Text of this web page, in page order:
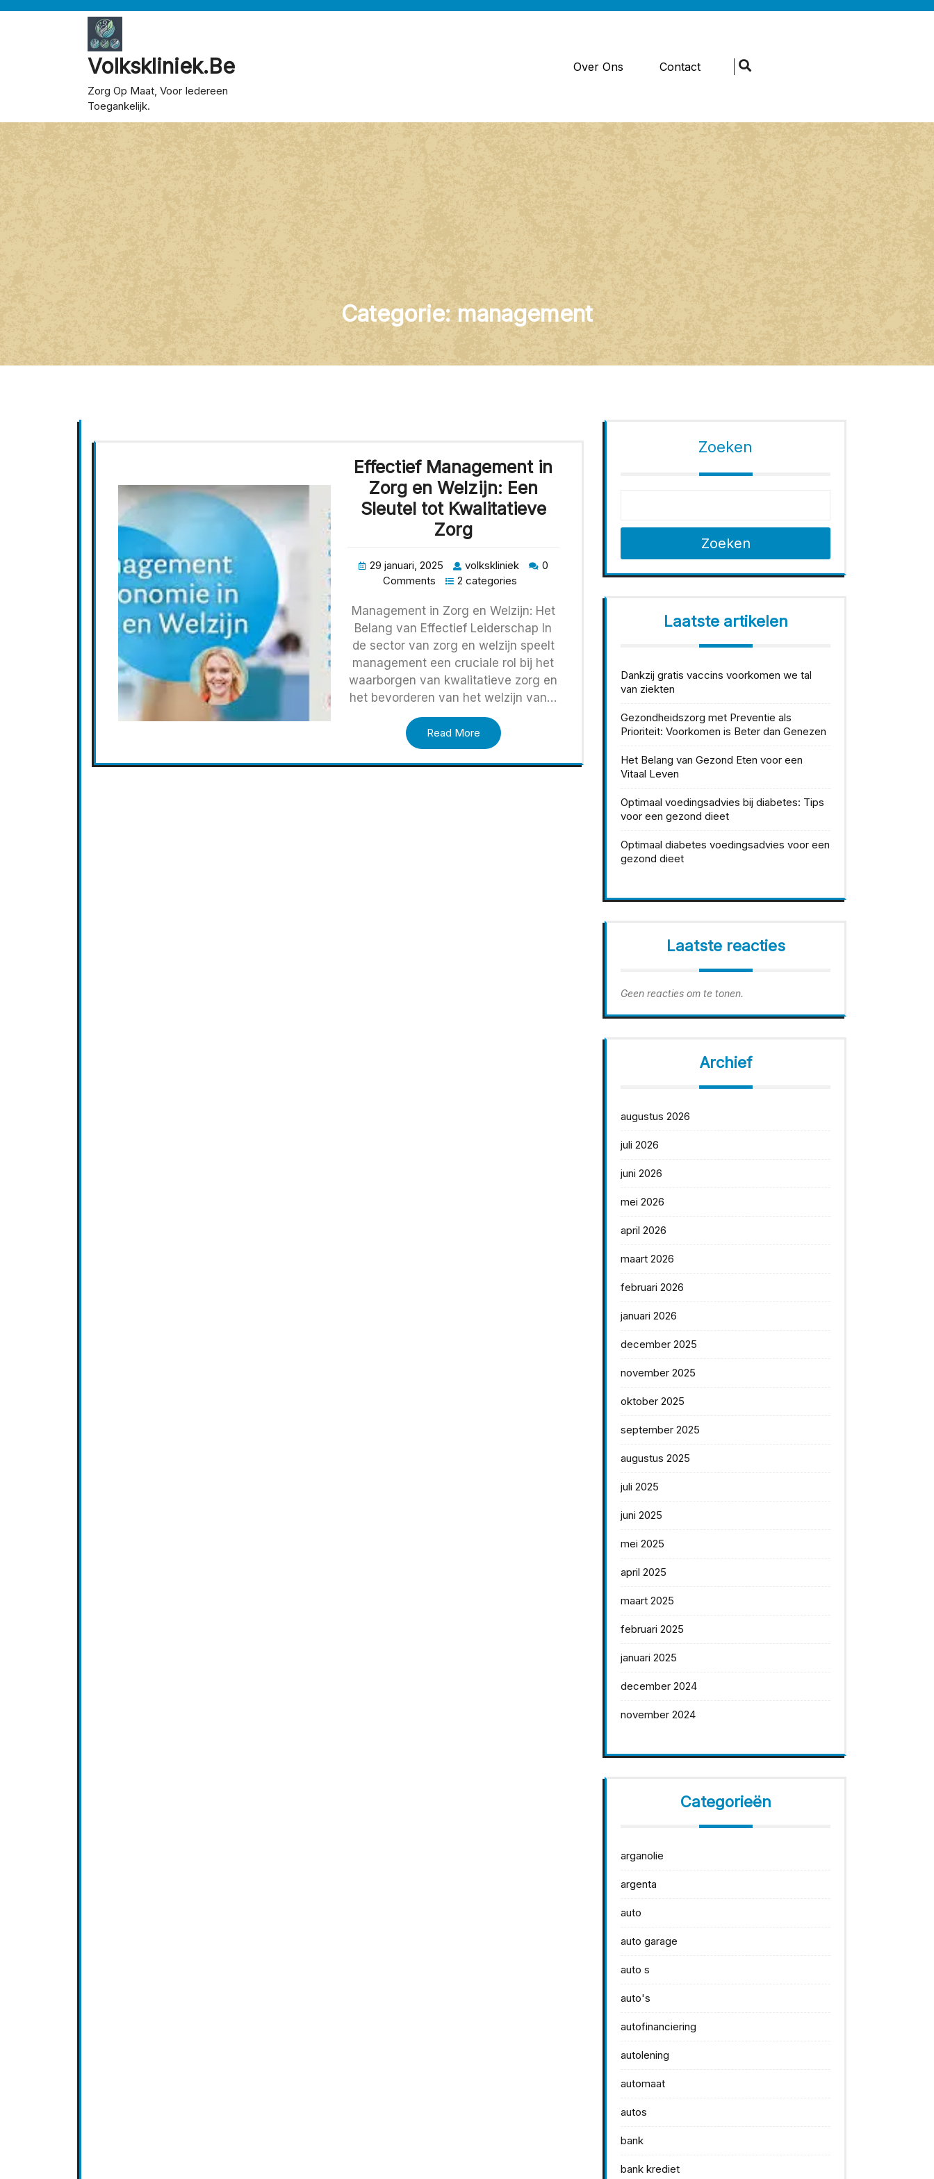
Volkskliniek.be
Zorg Op Maat, Voor Iedereen
Toegankelijk.
Over Ons Contact
Categorie: management
Effectief Management in
Zorg en Welzijn: Een
Sleutel tot Kwalitatieve
Zorg
29 januari, 2025 volkskliniek
0
Comments
2 categories
Management in Zorg en Welzijn: Het
Belang van Effectief Leiderschap In
de sector van zorg en welzijn speelt
management een cruciale rol bij het
waarborgen van kwalitatieve zorg en
het bevorderen van het welzijn van…
Read More
Zoeken
Zoeken
Laatste artikelen
Dankzij gratis vaccins voorkomen we tal
van ziekten
Gezondheidszorg met Preventie als
Prioriteit: Voorkomen is Beter dan Genezen
Het Belang van Gezond Eten voor een
Vitaal Leven
Optimaal voedingsadvies bij diabetes: Tips
voor een gezond dieet
Optimaal diabetes voedingsadvies voor een
gezond dieet
Laatste reacties
Geen reacties om te tonen.
Archief
augustus 2026
juli 2026
juni 2026
mei 2026
april 2026
maart 2026
februari 2026
januari 2026
december 2025
november 2025
oktober 2025
september 2025
augustus 2025
juli 2025
juni 2025
mei 2025
april 2025
maart 2025
februari 2025
januari 2025
december 2024
november 2024
Categorieën
arganolie
argenta
auto
auto garage
auto s
auto's
autofinanciering
autolening
automaat
autos
bank
bank krediet